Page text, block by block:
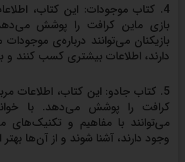
4. کتاب موجودات: این کتاب،
بازی ماین کرافت را پوشش
بازیکنان می‌توانند درباره‌ی
دارند، اطلاعات بیشتری کسب کنند و
5. کتاب جادو: این کتاب، اطلاعات
کرافت را پوشش می‌دهد. با
می‌توانند با مفاهیم و تکنیک‌های
وجود دارند، آشنا شوند و از آن‌ها بهتر